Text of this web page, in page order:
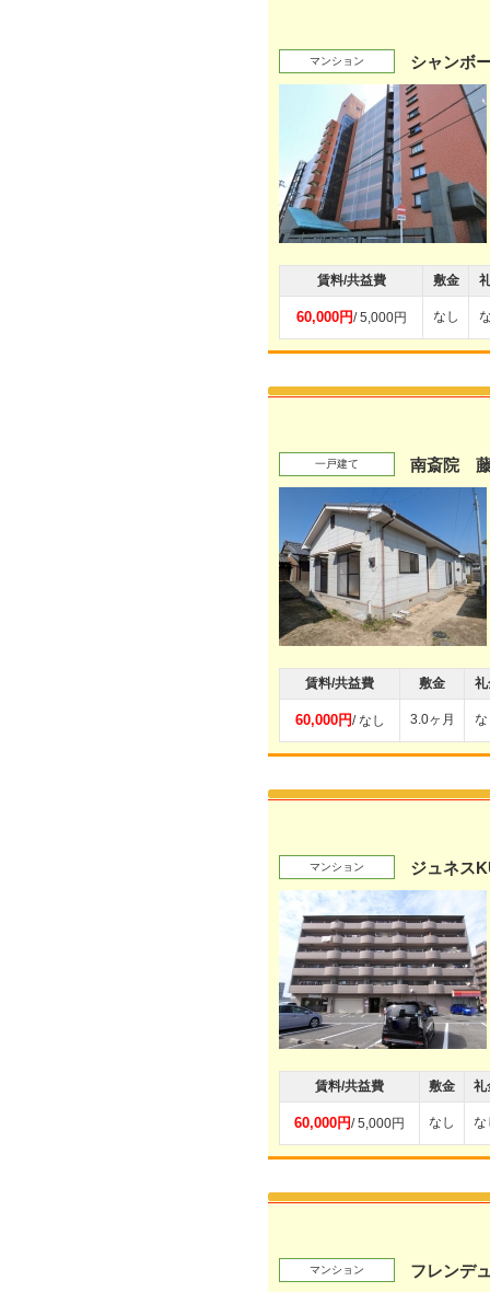
マンション シャンボ
賃料/共益費 敷金
60,000円/ 5,000円 なし
一戸建て 南斎院
賃料/共益費 敷金
60,000円/ なし 3.0ヶ月
マンション ジュネス
賃料/共益費 敷金 礼
60,000円/ 5,000円 なし な
マンション フレンデ